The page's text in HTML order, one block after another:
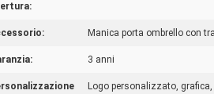
Manica porta ombrello con
3 anni
Logo personalizzato,